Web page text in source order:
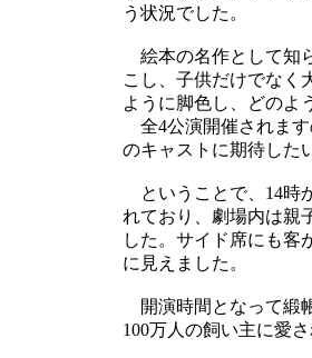
う状況でした。
絵本の名作として知
こし、子供だけでなく
ように脚色し、どのよ
全4公演開催されます
のキャストに期待した
ということで、14時
れており、劇場内は親
した。サイド席にも客
に見えました。
開演時間となって緞
100万人の飼い主に愛